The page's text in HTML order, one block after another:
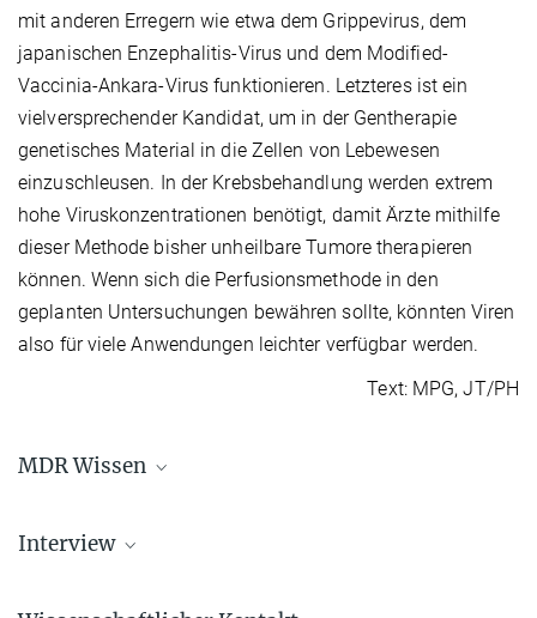
mit anderen Erregern wie etwa dem Grippevirus, dem
japanischen Enzephalitis-Virus und dem Modified-
Vaccinia-Ankara-Virus funktionieren. Letzteres ist ein
vielversprechender Kandidat, um in der Gentherapie
genetisches Material in die Zellen von Lebewesen
einzuschleusen. In der Krebsbehandlung werden extrem
hohe Viruskonzentrationen benötigt, damit Ärzte mithilfe
dieser Methode bisher unheilbare Tumore therapieren
können. Wenn sich die Perfusionsmethode in den
geplanten Untersuchungen bewähren sollte, könnten Viren
also für viele Anwendungen leichter verfügbar werden.
Text: MPG, JT/PH
MDR Wissen
in zwei Wochen
Interview